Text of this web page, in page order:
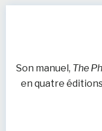
Son manuel, The
en quatre